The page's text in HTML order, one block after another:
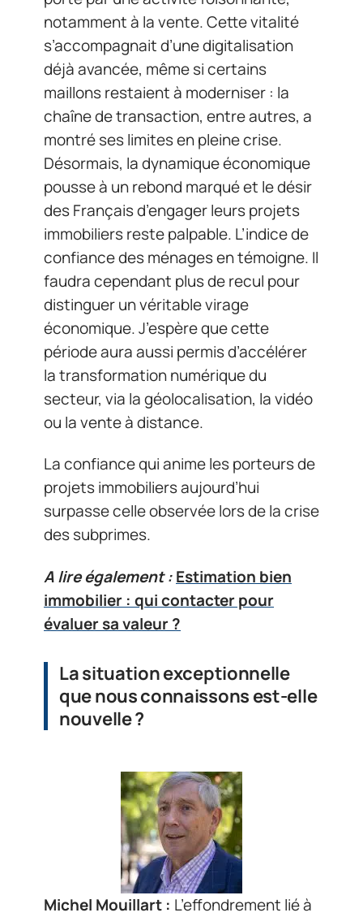
notamment à la vente. Cette vitalité
s’accompagnait d’une digitalisation
déjà avancée, même si certains
maillons restaient à moderniser : la
chaîne de transaction, entre autres, a
montré ses limites en pleine crise.
Désormais, la dynamique économique
pousse à un rebond marqué et le désir
des Français d’engager leurs projets
immobiliers reste palpable. L’indice de
confiance des ménages en témoigne. Il
faudra cependant plus de recul pour
distinguer un véritable virage
économique. J’espère que cette
période aura aussi permis d’accélérer
la transformation numérique du
secteur, via la géolocalisation, la vidéo
ou la vente à distance.
La confiance qui anime les porteurs de
projets immobiliers aujourd’hui
surpasse celle observée lors de la crise
des subprimes.
A lire également :Estimation bien
immobilier : qui contacter pour
évaluer sa valeur ?
La situation exceptionnelle
que nous connaissons est-elle
nouvelle ?
Michel Mouillart : L’effondrement lié à